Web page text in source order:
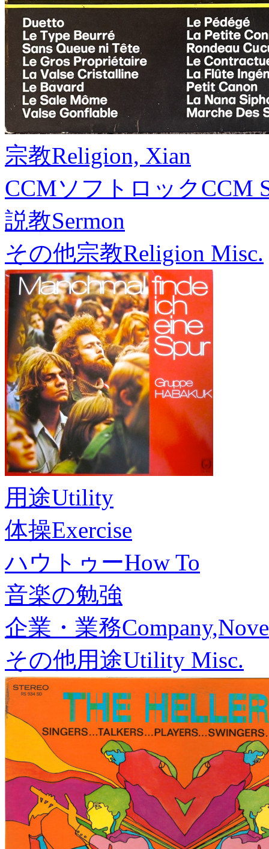
宗教Religion, Xian
CCMソフトロックCCM
説教Sermon
その他宗教Religion Misc.
用途Utility
体操Exercise
ハウトゥーHow To
音楽の勉強
企業・業務
その他用途Utility Misc.